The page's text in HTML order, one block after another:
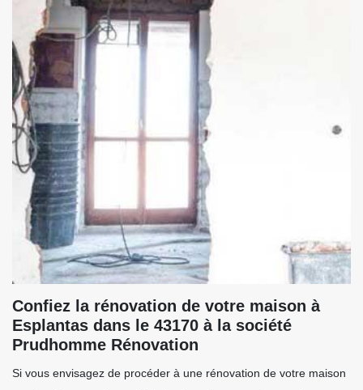
Confiez la rénovation de votre maison à
Esplantas dans le 43170 à la société
Prudhomme Rénovation
Si vous envisagez de procéder à une rénovation de votre maison